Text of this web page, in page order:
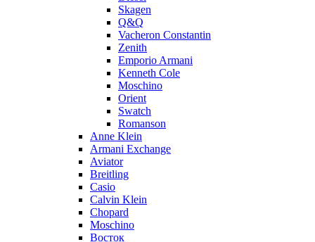
Skagen
Q&Q
Vacheron Constantin
Zenith
Emporio Armani
Kenneth Cole
Moschino
Orient
Swatch
Romanson
Anne Klein
Armani Exchange
Aviator
Breitling
Casio
Calvin Klein
Chopard
Moschino
Восток